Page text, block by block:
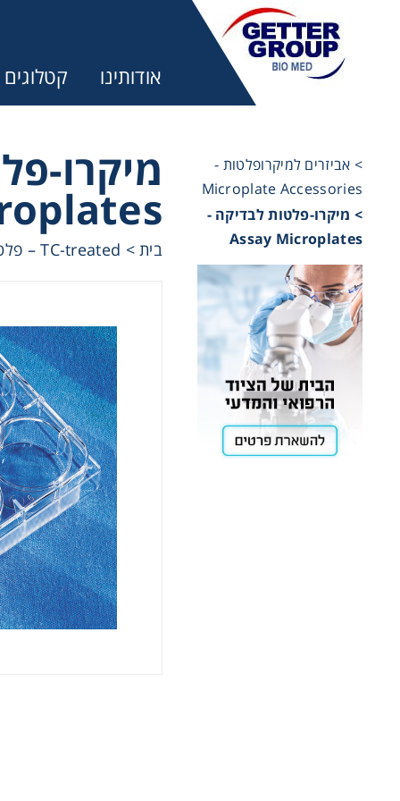
אודותינו קטלוגים
> אביזרים למיקרופלטות -
Microplate Accessories
> מיקרו-פלטות לבדיקה -
Assay Microplates
מיקרו-
בית> TC-treated – פלטות לתרביות תאים
Cooling